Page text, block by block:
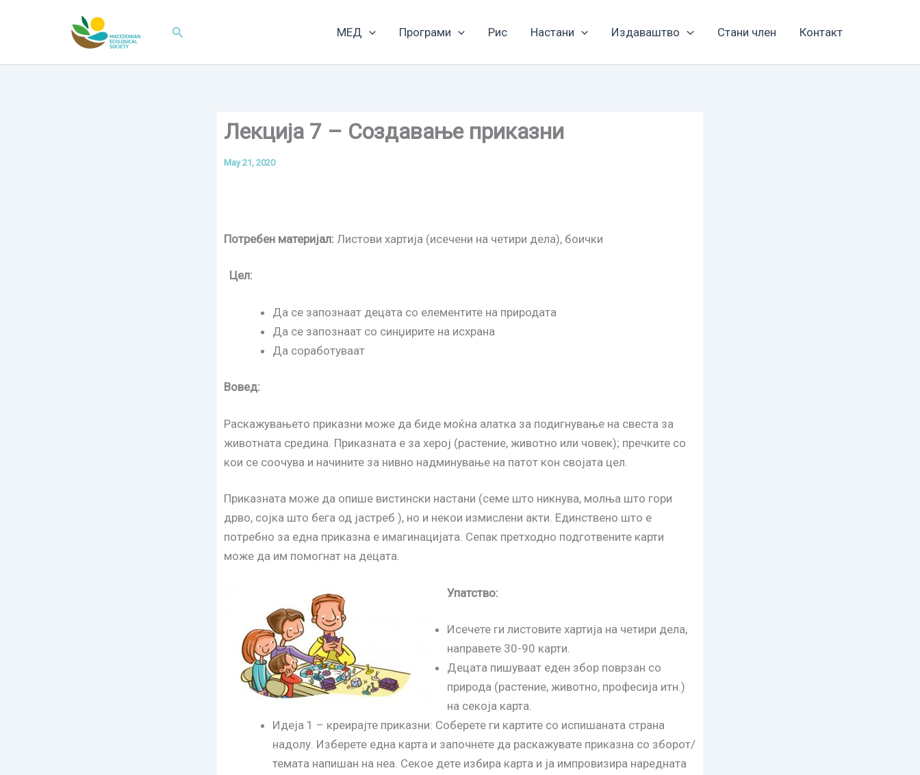
Search МЕД Програми Рис Настани Издаваштво Стани член Контакт
Лекција 7 – Создавање приказни
May 21, 2020
Потребен материјал: Листови хартија (исечени на четири дела), боички
Цел:
Да се запознаат децата со елементите на природата
Да се запознаат со синџирите на исхрана
Да соработуваат
Вовед:
Раскажувањето приказни може да биде моќна алатка за подигнување на свеста за
животната средина. Приказната е за херој (растение, животно или човек); пречките со
кои се соочува и начините за нивно надминување на патот кон својата цел.
Приказната може да опише вистински настани (семе што никнува, молња што гори
дрво, сојка што бега од јастреб ), но и некои измислени акти. Единствено што е
потребно за една приказна е имагинацијата. Сепак претходно подготвените карти
може да им помогнат на децата.
Упатство:
Исечете ги листовите хартија на четири дела,
направете 30-90 карти.
Децата пишуваат еден збор поврзан со
природа (растение, животно, професија итн.)
на секоја карта.
Идеја 1 – креирајте приказни: Соберете ги картите со испишаната страна
надолу. Изберете една карта и започнете да раскажувате приказна со зборот/
темата напишан на неа. Секое дете избира карта и ја импровизира наредната